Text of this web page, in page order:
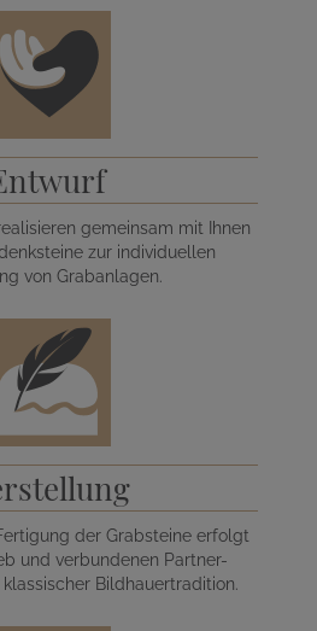
gemeinsam mit Ihnen
zur individuellen
von Grabanlagen.
der Grabsteine erfolgt
und verbundenen Partner-
Bildhauertradition.